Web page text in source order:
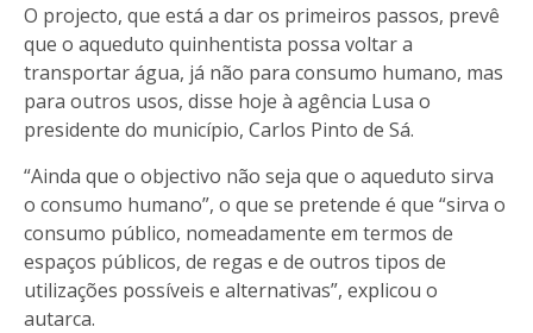
O projecto, que está a dar os primeiros passos, prevê
que o aqueduto quinhentista possa voltar a
transportar água, já não para consumo humano, mas
para outros usos, disse hoje à agência Lusa o
presidente do município, Carlos Pinto de Sá.
“Ainda que o objectivo não seja que o aqueduto sirva
o consumo humano”, o que se pretende é que “sirva o
consumo público, nomeadamente em termos de
espaços públicos, de regas e de outros tipos de
utilizações possíveis e alternativas”, explicou o
autarca.